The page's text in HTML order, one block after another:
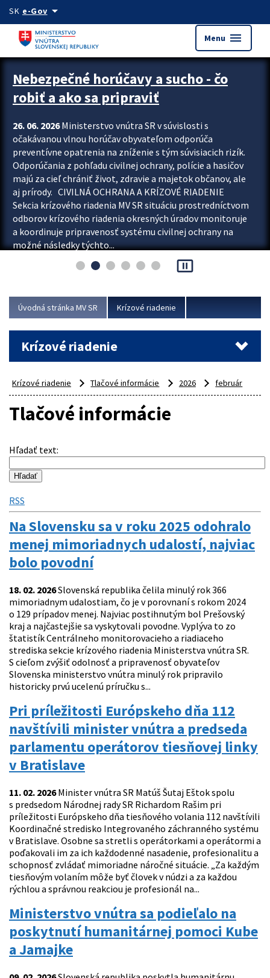
Preskocit na hlavný obsah
SK e-Govarrow_drop_down
Menu menu
Zastavit automatický posun upútavok
Nebezpečné horúčavy a sucho - čo
robiť a ako sa pripraviť
26. 06. 2026Ministerstvo vnútra SR v súvislosti s
očakávanou vlnou horúčav obyvateľom odporúča
preventívne opatrenia na zníženie s tým súvisiacich rizík.
Odporúčania z pohľadu civilnej ochrany, polície a hasičov
majú za cieľ chrániť život, zdravie a majetok občanov, ale
aj prírody. CIVILNÁ OCHRANA A KRÍZOVÉ RIADENIE
Sekcia krízového riadenia MV SR situáciu prostredníctvom
odborov krízového riadenia okresných úradov monitoruje
a koordinuje pripravenosť systému civilnej ochrany na
možné následky týchto...
pause_presentation
Úvodná stránka MV SR Krízové riadenie
Krízové riadenie
Krízové riadenie Tlačové informácie 2026 február
Tlačové informácie
Hľadať text:
RSS
Na Slovensku sa v roku 2025 odohralo
menej mimoriadnych udalostí, najviac
bolo povodní
18. 02. 2026Slovenská republika čelila minulý rok 366
mimoriadnym udalostiam, čo je v porovnaní s rokom 2024
o 129 prípadov menej. Najviac postihnutým bol Prešovský
kraj a najčastejšie sa vyskytovali povodne. Vyplýva to zo
štatistík Centrálneho monitorovacieho a riadiaceho
strediska sekcie krízového riadenia Ministerstva vnútra SR.
S cieľom zvýšiť odolnosť a pripravenosť obyvateľov
Slovenska ministerstvo vnútra minulý rok pripravilo
historicky prvú ucelenú príručku s...
Pri príležitosti Európskeho dňa 112
navštívili minister vnútra a predseda
parlamentu operátorov tiesňovej linky
v Bratislave
11. 02. 2026Minister vnútra SR Matúš Šutaj Eštok spolu
s predsedom Národnej rady SR Richardom Rašim pri
príležitosti Európskeho dňa tiesňového volania 112 navštívili
Koordinačné stredisko Integrovaného záchranného systému
v Bratislave. Osobne sa stretli s operátorkami a operátormi a
poďakovali im za ich každodenné nasadenie, profesionalitu a
schopnosť zvládať mimoriadne náročné situácie. „Za každým
tiesňovým volaním môže byť človek v núdzi a za každou
rýchlou a správnou reakciou je profesionál na...
Ministerstvo vnútra sa podieľalo na
poskytnutí humanitárnej pomoci Kube
a Jamajke